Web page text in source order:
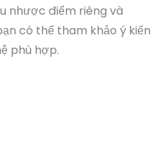
nhược điểm riêng và
có thể tham khảo ý kiến
phù hợp.